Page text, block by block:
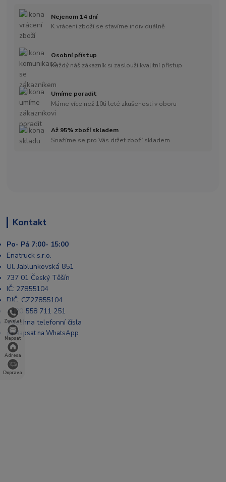
Zavolat
Napsat
Adresa
Doprava
Nejenom 14 dní
K vrácení zboží se stavíme individuálně
Osobní přístup
Každý náš zákazník si zaslouží kvalitní přístup
Umíme poradit
Máme více než 10ti leté zkušenosti v oboru
Až 95% zboží skladem
Snažíme se pro Vás držet zboží skladem
Kontakt
Po- Pá 7:00- 15:00
Enatruck s.r.o.
Ul. Jablunkovská 851
737 01 Český Těšín
IČ: 27855104
DIČ: CZ27855104
+420 558 711 251
Všechna telefonní čísla
📩 Napsat na WhatsApp